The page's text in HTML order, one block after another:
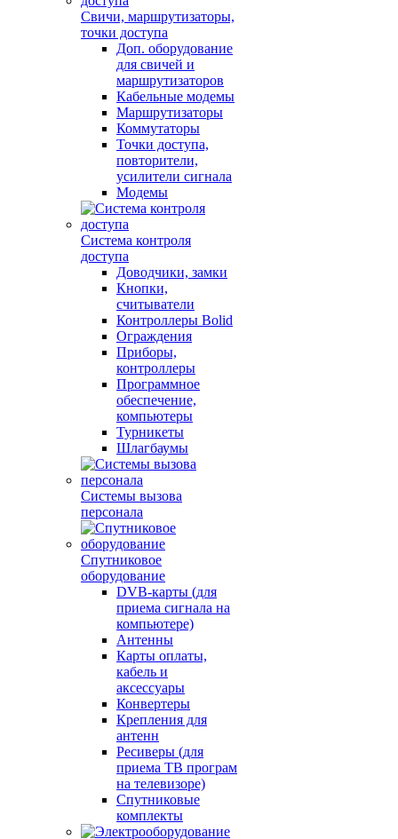
Свичи, маршрутизаторы,
точки доступа
Доп. оборудование
для свичей и
маршрутизаторов
Кабельные модемы
Маршрутизаторы
Коммутаторы
Точки доступа,
повторители,
усилители сигнала
Модемы
Система контроля
доступа
Доводчики, замки
Кнопки,
считыватели
Контроллеры Bolid
Ограждения
Приборы,
контроллеры
Программное
обеспечение,
компьютеры
Турникеты
Шлагбаумы
Системы вызова
персонала
Спутниковое
оборудование
DVB-карты (для
приема сигнала на
компьютере)
Антенны
Карты оплаты,
кабель и
аксессуары
Конвертеры
Крепления для
антенн
Ресиверы (для
приема ТВ програм
на телевизоре)
Спутниковые
комплекты